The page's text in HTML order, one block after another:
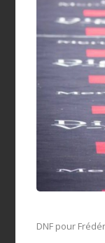
DNF pour